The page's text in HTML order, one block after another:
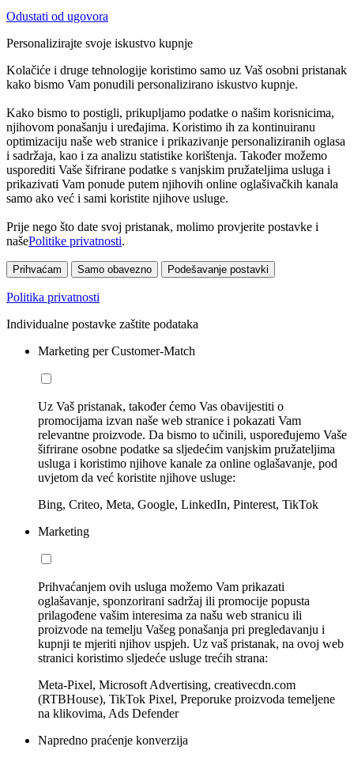
Odustati od ugovora
Personalizirajte svoje iskustvo kupnje
Kolačiće i druge tehnologije koristimo samo uz Vaš osobni pristanak
kako bismo Vam ponudili personalizirano iskustvo kupnje.
Kako bismo to postigli, prikupljamo podatke o našim korisnicima,
njihovom ponašanju i uređajima. Koristimo ih za kontinuiranu
optimizaciju naše web stranice i prikazivanje personaliziranih oglasa
i sadržaja, kao i za analizu statistike korištenja. Također možemo
usporediti Vaše šifrirane podatke s vanjskim pružateljima usluga i
prikazivati Vam ponude putem njihovih online oglašivačkih kanala
samo ako već i sami koristite njihove usluge.
Prije nego što date svoj pristanak, molimo provjerite postavke i
našePolitike privatnosti.
Prihvaćam Samo obavezno Podešavanje postavki
Politika privatnosti
Individualne postavke zaštite podataka
Marketing per Customer-Match
Uz Vaš pristanak, također ćemo Vas obavijestiti o
promocijama izvan naše web stranice i pokazati Vam
relevantne proizvode. Da bismo to učinili, uspoređujemo Vaše
šifrirane osobne podatke sa sljedećim vanjskim pružateljima
usluga i koristimo njihove kanale za online oglašavanje, pod
uvjetom da već koristite njihove usluge:
Bing, Criteo, Meta, Google, LinkedIn, Pinterest, TikTok
Marketing
Prihvaćanjem ovih usluga možemo Vam prikazati
oglašavanje, sponzorirani sadržaj ili promocije popusta
prilagođene vašim interesima za našu web stranicu ili
proizvode na temelju Vašeg ponašanja pri pregledavanju i
kupnji te mjeriti njihov uspjeh. Uz vaš pristanak, na ovoj web
stranici koristimo sljedeće usluge trećih strana:
Meta-Pixel, Microsoft Advertising, creativecdn.com
(RTBHouse), TikTok Pixel, Preporuke proizvoda temeljene
na klikovima, Ads Defender
Napredno praćenje konverzija